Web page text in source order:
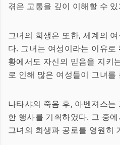
겪은 고통을 깊이 이해할 수
그녀의 희생은 또한, 세계의
다. 그녀는 여성이라는 이유로
황에서도 자신의 믿음을 지키
로 인해 많은 여성들이 그녀를
나타샤의 죽음 후, 아벤져스
한 행사를 기획하였다. 그 중
그녀의 희생과 공로를 영원히